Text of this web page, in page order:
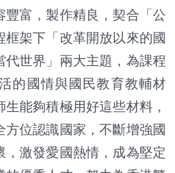
豐富，製作精良，契合「公
框架下「改革開放以來的國
代世界」兩大主題，為課程
的國情與國民教育教輔材
能夠積極用好這些材料，
位認識國家，不斷增強國
，激發愛國熱情，成為堅定